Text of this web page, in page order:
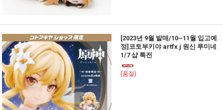
[2023년 9월 발매/10~11월 입고예
정]코토부키야 artfx j 원신 루미네
1/7 샵 특전
(품절)